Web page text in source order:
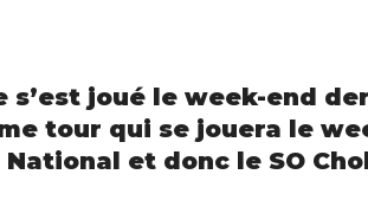
s’est joué le week-end
tour qui se jouera le
et donc le SO